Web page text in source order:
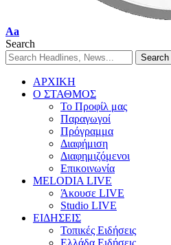
Aa
Search
ΑΡΧΙΚΗ
Ο ΣΤΑΘΜΟΣ
Το Προφίλ μας
Παραγωγοί
Πρόγραμμα
Διαφήμιση
Διαφημιζόμενοι
Επικοινωνία
MELODIA LIVE
Άκουσε LIVE
Studio LIVE
ΕΙΔΗΣΕΙΣ
Τοπικές Ειδήσεις
Ελλάδα Ειδήσεις